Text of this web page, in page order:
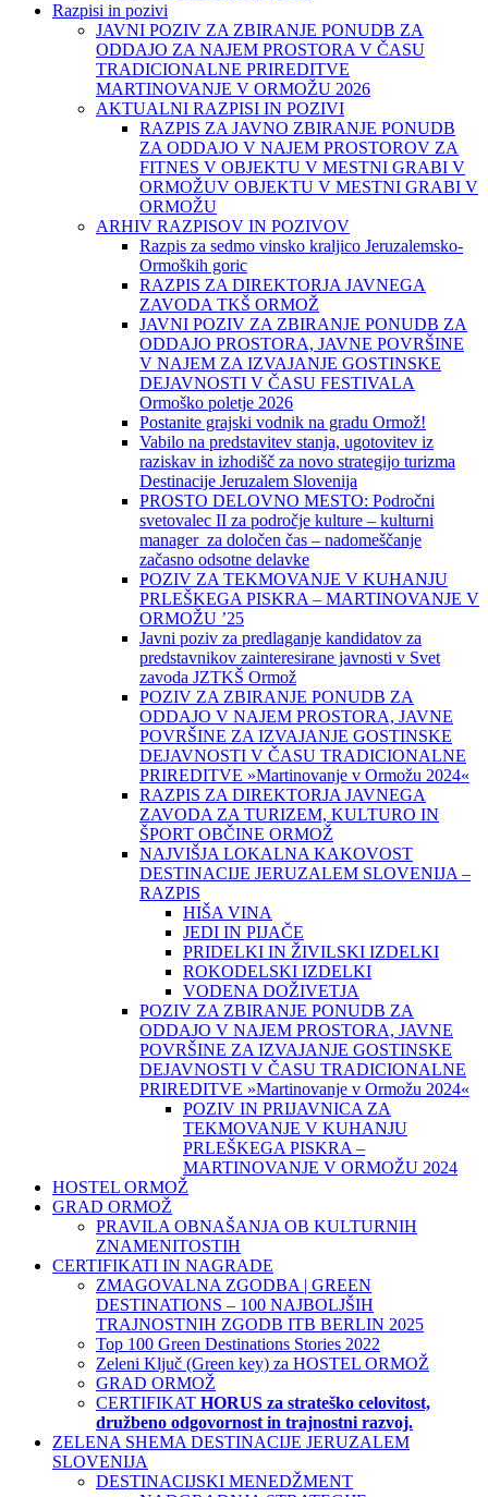
Razpisi in pozivi
JAVNI POZIV ZA ZBIRANJE PONUDB ZA
ODDAJO ZA NAJEM PROSTORA V ČASU
TRADICIONALNE PRIREDITVE
MARTINOVANJE V ORMOŽU 2026
AKTUALNI RAZPISI IN POZIVI
RAZPIS ZA JAVNO ZBIRANJE PONUDB
ZA ODDAJO V NAJEM PROSTOROV ZA
FITNES V OBJEKTU V MESTNI GRABI V
ORMOŽUV OBJEKTU V MESTNI GRABI V
ORMOŽU
ARHIV RAZPISOV IN POZIVOV
Razpis za sedmo vinsko kraljico Jeruzalemsko-
Ormoških goric
RAZPIS ZA DIREKTORJA JAVNEGA
ZAVODA TKŠ ORMOŽ
JAVNI POZIV ZA ZBIRANJE PONUDB ZA
ODDAJO PROSTORA, JAVNE POVRŠINE
V NAJEM ZA IZVAJANJE GOSTINSKE
DEJAVNOSTI V ČASU FESTIVALA
Ormoško poletje 2026
Postanite grajski vodnik na gradu Ormož!
Vabilo na predstavitev stanja, ugotovitev iz
raziskav in izhodišč za novo strategijo turizma
Destinacije Jeruzalem Slovenija
PROSTO DELOVNO MESTO: Področni
svetovalec II za področje kulture – kulturni
manager za določen čas – nadomeščanje
začasno odsotne delavke
POZIV ZA TEKMOVANJE V KUHANJU
PRLEŠKEGA PISKRA – MARTINOVANJE V
ORMOŽU ’25
Javni poziv za predlaganje kandidatov za
predstavnikov zainteresirane javnosti v Svet
zavoda JZTKŠ Ormož
POZIV ZA ZBIRANJE PONUDB ZA
ODDAJO V NAJEM PROSTORA, JAVNE
POVRŠINE ZA IZVAJANJE GOSTINSKE
DEJAVNOSTI V ČASU TRADICIONALNE
PRIREDITVE »Martinovanje v Ormožu 2024«
RAZPIS ZA DIREKTORJA JAVNEGA
ZAVODA ZA TURIZEM, KULTURO IN
ŠPORT OBČINE ORMOŽ
NAJVIŠJA LOKALNA KAKOVOST
DESTINACIJE JERUZALEM SLOVENIJA –
RAZPIS
HIŠA VINA
JEDI IN PIJAČE
PRIDELKI IN ŽIVILSKI IZDELKI
ROKODELSKI IZDELKI
VODENA DOŽIVETJA
POZIV ZA ZBIRANJE PONUDB ZA
ODDAJO V NAJEM PROSTORA, JAVNE
POVRŠINE ZA IZVAJANJE GOSTINSKE
DEJAVNOSTI V ČASU TRADICIONALNE
PRIREDITVE »Martinovanje v Ormožu 2024«
POZIV IN PRIJAVNICA ZA
TEKMOVANJE V KUHANJU
PRLEŠKEGA PISKRA –
MARTINOVANJE V ORMOŽU 2024
HOSTEL ORMOŽ
GRAD ORMOŽ
PRAVILA OBNAŠANJA OB KULTURNIH
ZNAMENITOSTIH
CERTIFIKATI IN NAGRADE
ZMAGOVALNA ZGODBA | GREEN
DESTINATIONS – 100 NAJBOLJŠIH
TRAJNOSTNIH ZGODB ITB BERLIN 2025
Top 100 Green Destinations Stories 2022
Zeleni Ključ (Green key) za HOSTEL ORMOŽ
GRAD ORMOŽ
CERTIFIKAT HORUS za strateško celovitost,
družbeno odgovornost in trajnostni razvoj.
ZELENA SHEMA DESTINACIJE JERUZALEM
SLOVENIJA
DESTINACIJSKI MENEDŽMENT